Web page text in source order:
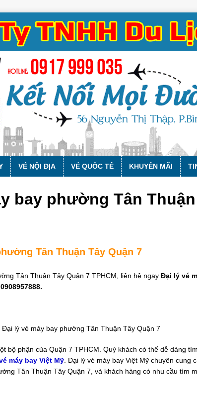
VÉ NỘI ĐỊA VÉ QUỐC TẾ KHUYẾN MÃI
bay phường Tân
Tân Thuận Tây Quận 7
Tân Thuận Tây Quận 7 TPHCM, liên hệ ngay Đại lý vé
0908957888.
bộ phận của Quận 7 TPHCM. Quý khách có thể dễ dàng
máy bay Việt Mỹ Đại lý vé máy bay Việt Mỹ chuyên cung
Tân Thuận Tây Quận 7, và khách hàng có nhu cầu tìm